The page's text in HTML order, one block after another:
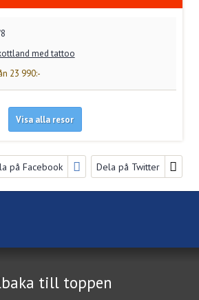
med tattoo
23 990:-
Visa alla resor
på Facebook Dela på Twitter
FÖLJ OSS PÅ
14 15 16 / 0121 - 30 300 /
till toppen